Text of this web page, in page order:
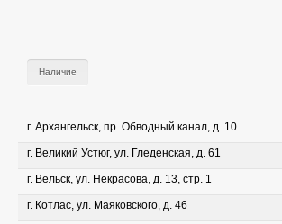
Наличие
г. Архангельск, пр. Обводный канал, д. 10
г. Великий Устюг, ул. Гледенская, д. 61
г. Вельск, ул. Некрасова, д. 13, стр. 1
г. Котлас, ул. Маяковского, д. 46